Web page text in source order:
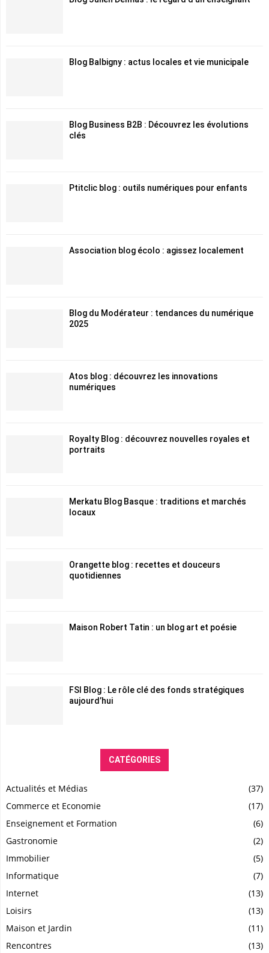
Blog Balbigny : actus locales et vie municipale
Blog Business B2B : Découvrez les évolutions
clés
Ptitclic blog : outils numériques pour enfants
Association blog écolo : agissez localement
Blog du Modérateur : tendances du numérique
2025
Atos blog : découvrez les innovations
numériques
Royalty Blog : découvrez nouvelles royales et
portraits
Merkatu Blog Basque : traditions et marchés
locaux
Orangette blog : recettes et douceurs
quotidiennes
Maison Robert Tatin : un blog art et poésie
FSI Blog : Le rôle clé des fonds stratégiques
aujourd’hui
CATÉGORIES
Actualités et Médias
(37)
Commerce et Economie
(17)
Enseignement et Formation
(6)
Gastronomie
(2)
Immobilier
(5)
Informatique
(7)
Internet
(13)
Loisirs
(13)
Maison et Jardin
(11)
Rencontres
(13)